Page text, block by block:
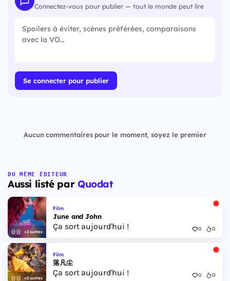
Connectez-vous pour publier — tout le monde peut lire
Se connecter pour publier
Aucun commentaires pour le moment, soyez le premier
DU MÊME ÉDITEUR
Aussi listé par Quodat
+2 autres
Film
June and John
Ça sort aujourd'hui ! 0 0
+2 autres
Film
落凡尘
Ça sort aujourd'hui ! 0 0